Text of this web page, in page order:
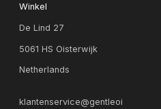
Winkel
De Lind 27
5061 HS Oisterwijk
Netherlands
klantenservice@gentleoi